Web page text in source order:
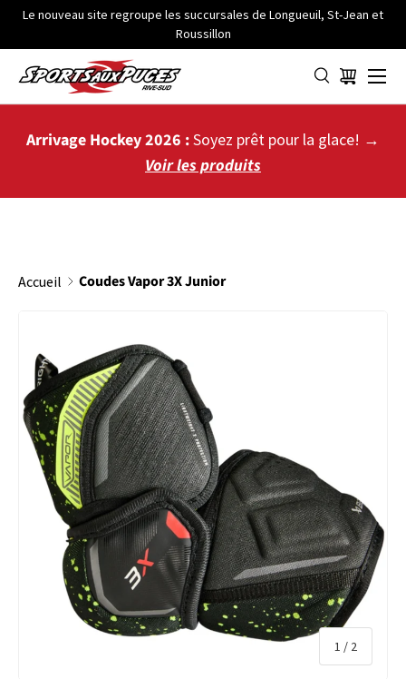
ALLER AU CONTENU
Le nouveau site regroupe les succursales de Longueuil, St-Jean et
Roussillon
Panier
Menu
Arrivage Hockey 2026 :Soyez prêt pour la glace! →
Voir les produits
Accueil Coudes Vapor 3X Junior
PASSER AUX INFORMATIONS PRODUITS
1 / de
2